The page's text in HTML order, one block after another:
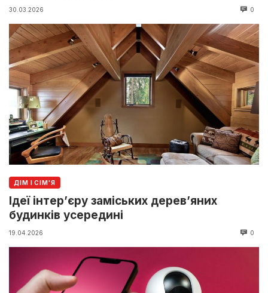
30.03.2026 0
ДІМ І СІМ'Я
Ідеї інтер’єру заміських дерев’яних
будинків усередині
19.04.2026 0